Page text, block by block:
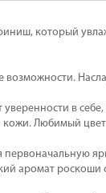
который
в
кожи. Любимый
аромат роскоши